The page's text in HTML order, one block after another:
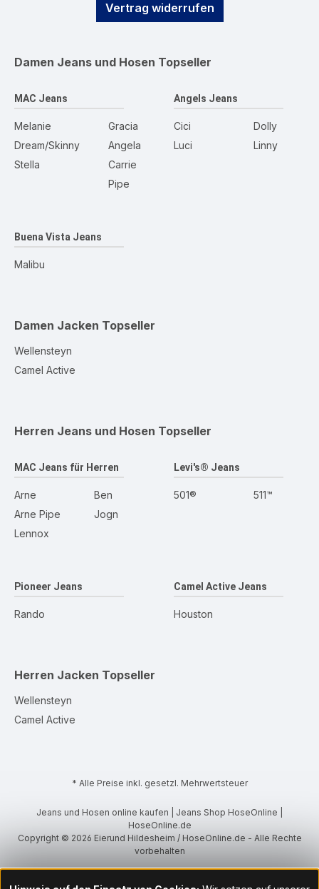
Vertrag widerrufen
Damen Jeans und Hosen Topseller
MAC Jeans
Melanie
Dream/Skinny
Stella
Gracia
Angela
Carrie
Pipe
Angels Jeans
Cici
Luci
Dolly
Linny
Buena Vista Jeans
Malibu
Damen Jacken Topseller
Wellensteyn
Camel Active
Herren Jeans und Hosen Topseller
MAC Jeans für Herren
Arne
Arne Pipe
Lennox
Ben
Jogn
Levi's® Jeans
501® 511™
Pioneer Jeans
Rando
Camel Active Jeans
Houston
Herren Jacken Topseller
Wellensteyn
Camel Active
* Alle Preise inkl. gesetzl. Mehrwertsteuer
Jeans und Hosen online kaufen | Jeans Shop HoseOnline |
HoseOnline.de
Copyright © 2026 Eierund Hildesheim / HoseOnline.de - Alle Rechte
vorbehalten